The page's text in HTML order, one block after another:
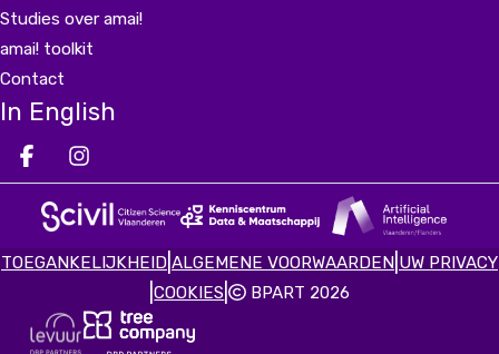
Studies over amai!
amai! toolkit
Contact
In English
Deel op facebook
Deel op Instagram
Deel op LinkedIn
TOEGANKELIJKHEID ALGEMENE VOORWAARDEN UW PRIVACY
|COOKIES | BPART 2026